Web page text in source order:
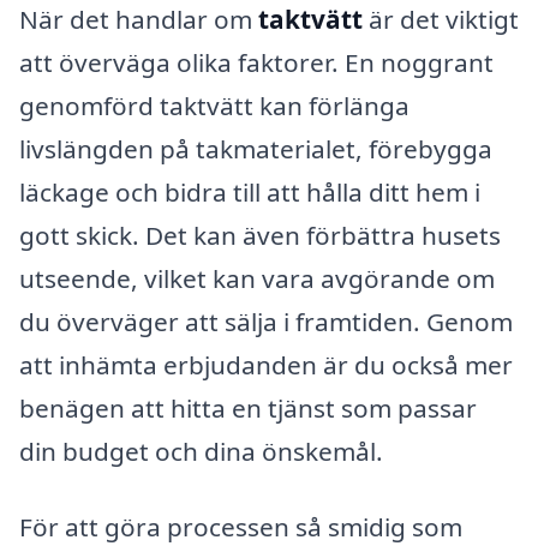
När det handlar om taktvätt är det viktigt
att överväga olika faktorer. En noggrant
genomförd taktvätt kan förlänga
livslängden på takmaterialet, förebygga
läckage och bidra till att hålla ditt hem i
gott skick. Det kan även förbättra husets
utseende, vilket kan vara avgörande om
du överväger att sälja i framtiden. Genom
att inhämta erbjudanden är du också mer
benägen att hitta en tjänst som passar
din budget och dina önskemål.
För att göra processen så smidig som